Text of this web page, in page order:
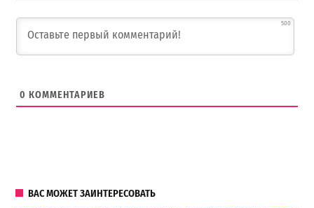
500
0 КОММЕНТАРИЕВ
ВАС МОЖЕТ ЗАИНТЕРЕСОВАТЬ